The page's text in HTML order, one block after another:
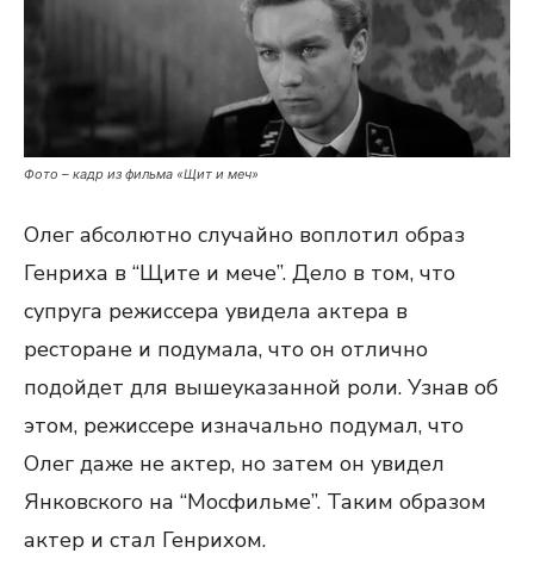
Фото – кадр из фильма «Щит и меч»
Олег абсолютно случайно воплотил образ
Генриха в “Щите и мече”. Дело в том, что
супруга режиссера увидела актера в
ресторане и подумала, что он отлично
подойдет для вышеуказанной роли. Узнав об
этом, режиссере изначально подумал, что
Олег даже не актер, но затем он увидел
Янковского на “Мосфильме”. Таким образом
актер и стал Генрихом.